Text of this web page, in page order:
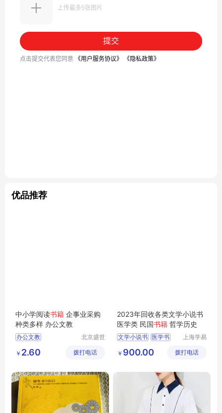
优品推荐
中小学阅读书籍 企事业采购
种类多样 办公文教
办公文教
北京盛世
传播中心
￥ 2.60 拨打电话
2023年回收各类文学小说书
医学类 民国书籍 哲学历史
文学小说书 医学书
历史书籍
上海学易
限公司
￥ 900.00 拨打电话